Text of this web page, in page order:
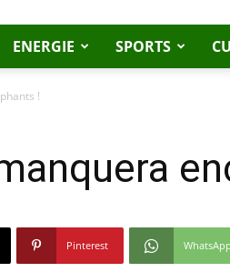
ENERGIE SPORTS
!
Pinterest WhatsApp